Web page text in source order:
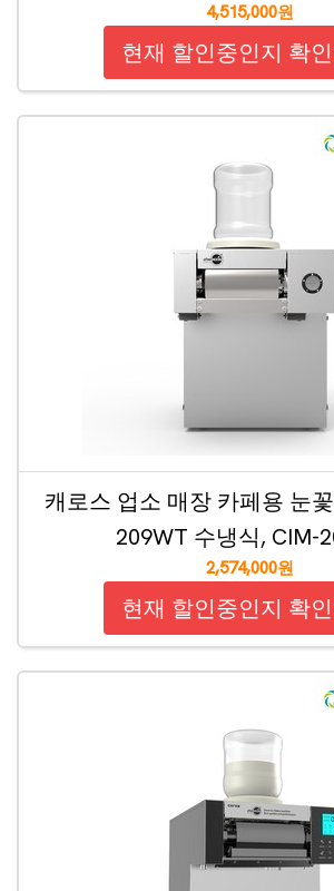
4,515,000원
현재 할인중인지 확
캐로스 업소 매장 카페용 눈
209WT 수냉식, CIM-
2,574,000원
현재 할인중인지 확